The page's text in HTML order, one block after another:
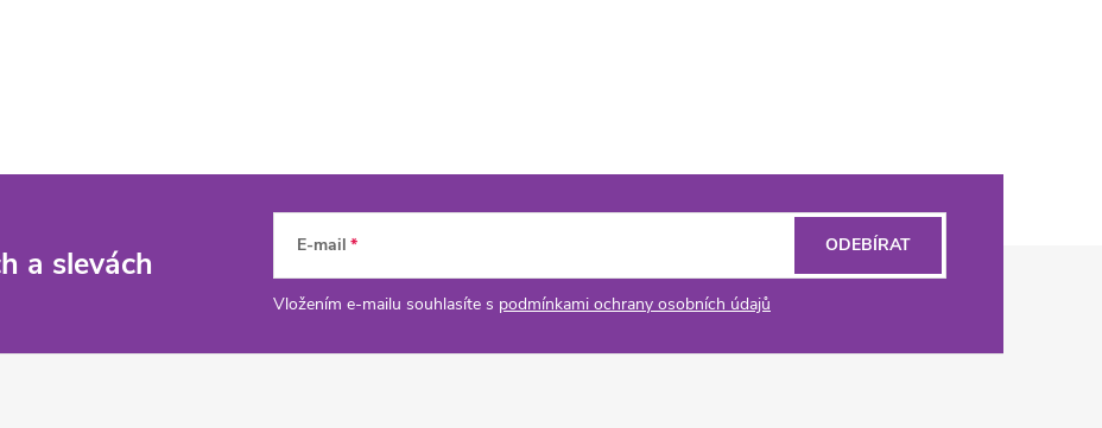
a slevách E-mail
Vložením e-mailu souhlasíte s podmínkami ochrany osobních údajů
ODEBÍRAT